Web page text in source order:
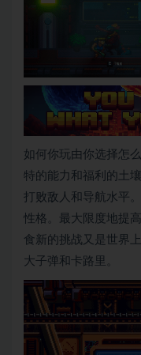
如何你玩由你选择怎
特的能力和福利的土
打败敌人和导航水平
性格。最大限度地提
食新的挑战又是世界
大子弹和卡路里。